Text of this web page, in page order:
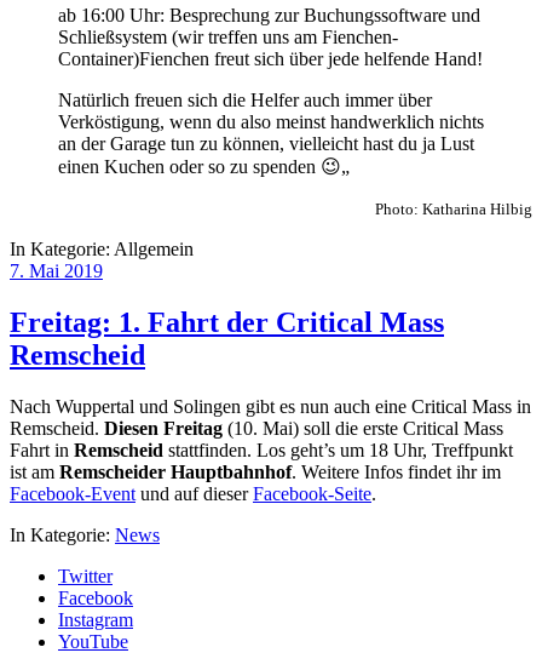
ab 16:00 Uhr: Besprechung zur Buchungssoftware und
Schließsystem (wir treffen uns am Fienchen-
Container)Fienchen freut sich über jede helfende Hand!
Natürlich freuen sich die Helfer auch immer über
Verköstigung, wenn du also meinst handwerklich nichts
an der Garage tun zu können, vielleicht hast du ja Lust
einen Kuchen oder so zu spenden 😉„
Photo: Katharina Hilbig
In Kategorie: Allgemein
7. Mai 2019
Freitag: 1. Fahrt der Critical Mass
Remscheid
Nach Wuppertal und Solingen gibt es nun auch eine Critical Mass in
Remscheid. Diesen Freitag (10. Mai) soll die erste Critical Mass
Fahrt in Remscheid stattfinden. Los geht’s um 18 Uhr, Treffpunkt
ist am Remscheider Hauptbahnhof. Weitere Infos findet ihr im
Facebook-Event und auf dieserFacebook-Seite.
In Kategorie: News
Twitter
Facebook
Instagram
YouTube